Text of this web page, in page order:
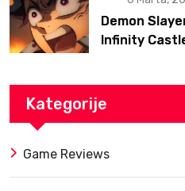
Demon
Infinity
Kategorije
Game Reviews